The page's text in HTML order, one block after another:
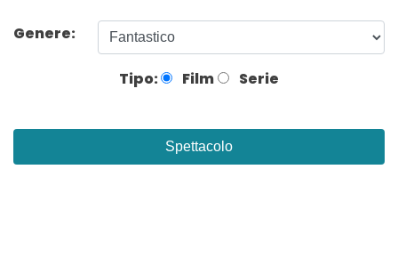
Genere:
Tipo: Film Serie
Spettacolo